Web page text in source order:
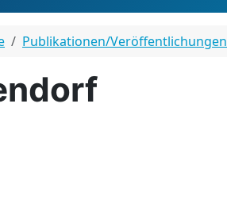
Publikationen/Veröffentlichungen